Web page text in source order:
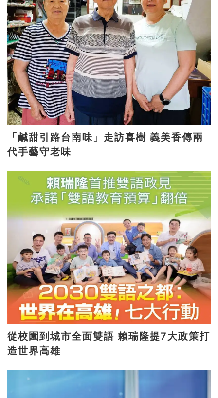
「鹹甜引路台南味」走訪喜樹 義美香傳兩
代手藝守老味
從校園到城市全面雙語 賴瑞隆提7大政策打
造世界高雄